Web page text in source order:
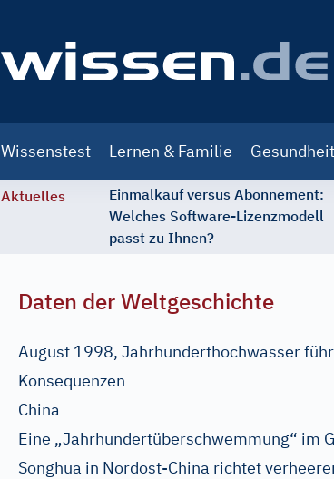
navigation
Wissenstest Lernen & Familie Gesundheit
Aktuelles
Einmalkauf versus Abonnement:
Welches Software-Lizenzmodell
passt zu Ihnen?
Daten der Weltgeschichte
August 1998, Jahrhunderthochwasser
Konsequenzen
China
Eine „Jahrhundertüberschwemmung“ im
Songhua in Nordost-China richtet